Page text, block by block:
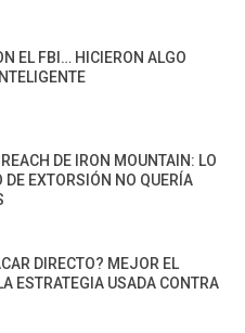
EL FBI… HICIERON ALGO
DE IRON MOUNTAIN: LO
DE EXTORSIÓN NO QUERÍA
DIRECTO? MEJOR EL
ESTRATEGIA USADA CONTRA